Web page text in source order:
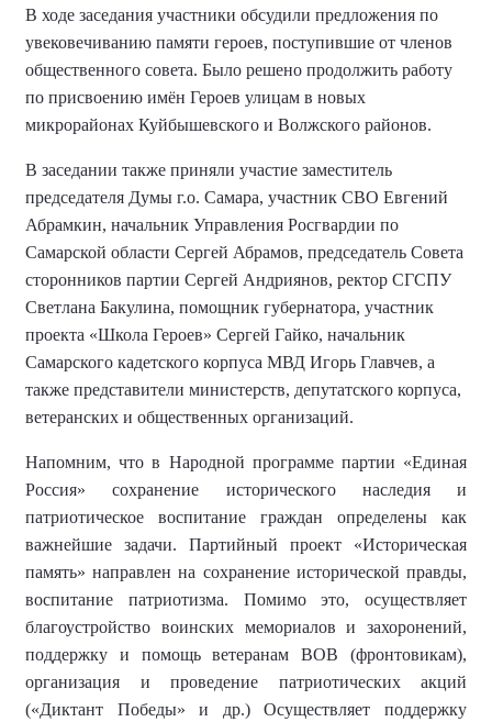
В ходе заседания участники обсудили предложения по
увековечиванию памяти героев, поступившие от членов
общественного совета. Было решено продолжить работу
по присвоению имён Героев улицам в новых
микрорайонах Куйбышевского и Волжского районов.
В заседании также приняли участие заместитель
председателя Думы г.о. Самара, участник СВО Евгений
Абрамкин, начальник Управления Росгвардии по
Самарской области Сергей Абрамов, председатель Совета
сторонников партии Сергей Андриянов, ректор СГСПУ
Светлана Бакулина, помощник губернатора, участник
проекта «Школа Героев» Сергей Гайко, начальник
Самарского кадетского корпуса МВД Игорь Главчев, а
также представители министерств, депутатского корпуса,
ветеранских и общественных организаций.
Напомним, что в Народной программе партии «Единая
Россия» сохранение исторического наследия и
патриотическое воспитание граждан определены как
важнейшие задачи. Партийный проект «Историческая
память» направлен на сохранение исторической правды,
воспитание патриотизма. Помимо это, осуществляет
благоустройство воинских мемориалов и захоронений,
поддержку и помощь ветеранам ВОВ (фронтовикам),
организация и проведение патриотических акций
(«Диктант Победы» и др.) Осуществляетподдержку